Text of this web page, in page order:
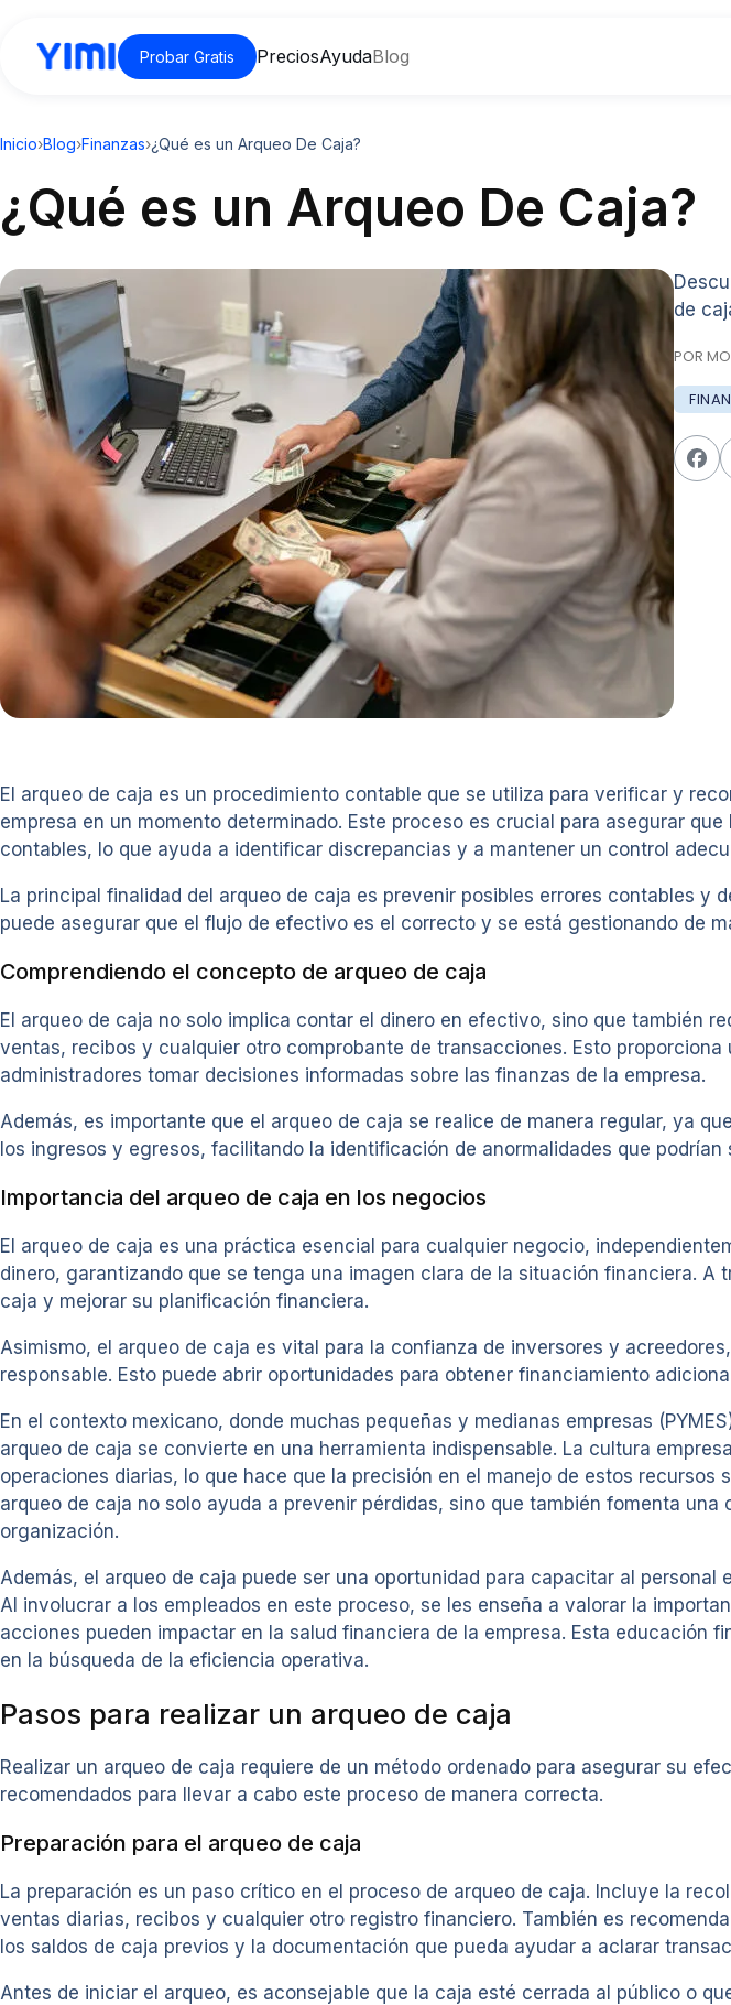
Probar Gratis PreciosAyudaBlog
Inicio›Blog›Finanzas›¿Qué es un Arqueo De Caja?
¿Qué es un Arqueo De Caja?
de
POR
El arqueo de caja es un procedimiento contable que se utiliza para verificar y
empresa en un momento determinado. Este proceso es crucial para asegurar
contables, lo que ayuda a identificar discrepancias y a mantener un control
La principal finalidad del arqueo de caja es prevenir posibles errores contables y
puede asegurar que el flujo de efectivo es el correcto y se está gestionando de
Comprendiendo el concepto de arqueo de caja
El arqueo de caja no solo implica contar el dinero en efectivo, sino que también
ventas, recibos y cualquier otro comprobante de transacciones. Esto
administradores tomar decisiones informadas sobre las finanzas de la empresa.
Además, es importante que el arqueo de caja se realice de manera regular, ya
los ingresos y egresos, facilitando la identificación de anormalidades que
Importancia del arqueo de caja en los negocios
El arqueo de caja es una práctica esencial para cualquier negocio,
dinero, garantizando que se tenga una imagen clara de la situación financiera.
caja y mejorar su planificación financiera.
Asimismo, el arqueo de caja es vital para la confianza de inversores y
responsable. Esto puede abrir oportunidades para obtener financiamiento
En el contexto mexicano, donde muchas pequeñas y medianas empresas
arqueo de caja se convierte en una herramienta indispensable. La cultura
operaciones diarias, lo que hace que la precisión en el manejo de estos
arqueo de caja no solo ayuda a prevenir pérdidas, sino que también fomenta
organización.
Además, el arqueo de caja puede ser una oportunidad para capacitar al
Al involucrar a los empleados en este proceso, se les enseña a valorar la
acciones pueden impactar en la salud financiera de la empresa. Esta educación
en la búsqueda de la eficiencia operativa.
Pasos para realizar un arqueo de caja
Realizar un arqueo de caja requiere de un método ordenado para asegurar su
recomendados para llevar a cabo este proceso de manera correcta.
Preparación para el arqueo de caja
La preparación es un paso crítico en el proceso de arqueo de caja. Incluye la
ventas diarias, recibos y cualquier otro registro financiero. También es
los saldos de caja previos y la documentación que pueda ayudar a aclarar
Antes de iniciar el arqueo, es aconsejable que la caja esté cerrada al público o